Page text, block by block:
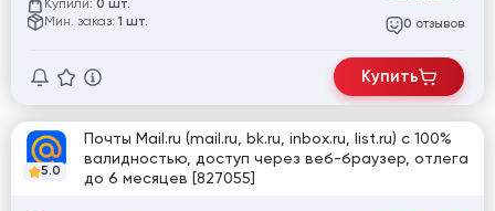
Купили: 0 шт.
Мин. заказ: 1 шт. 0 отзывов
Купить
5.0
Почты Mail.ru (mail.ru, bk.ru, inbox.ru, list.ru) с 100%
валидностью, доступ через веб-браузер, отлега
до 6 месяцев [827055]